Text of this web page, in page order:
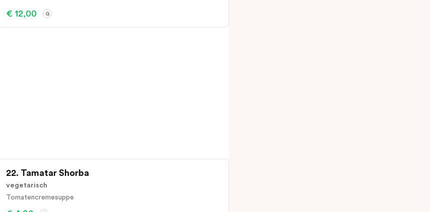
€ 12,00 G
22. Tamatar Shorba
vegetarisch
Tomatencremesuppe